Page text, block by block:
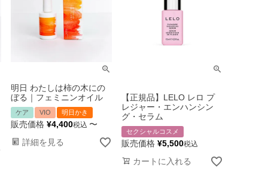
明日 わたしは柿の木にの
ぼる｜フェミニンオイル
ケア VIO 明日かき
販売価格 ¥4,400税込 〜
詳細を見る
【正規品】LELO レロ プ
レジャー・エンハンシン
グ・セラム
セクシャルコスメ
販売価格 ¥5,500税込
カートに入れる